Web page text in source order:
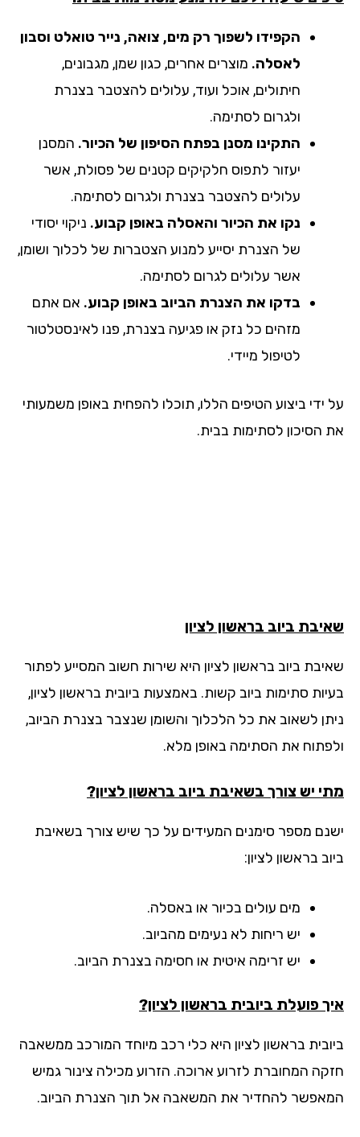
הקפידו לשפוך רק מים, צואה, נייר טואלט וסבון
לאסלה.מוצרים אחרים, כגון שמן, מגבונים,
חיתולים, אוכל ועוד, עלולים להצטבר בצנרת
ולגרום לסתימה.
התקינו מסנן בפתח הסיפון של הכיור.המסנן
יעזור לתפוס חלקיקים קטנים של פסולת, אשר
עלולים להצטבר בצנרת ולגרום לסתימה.
נקו את הכיור והאסלה באופן קבוע.ניקוי יסודי
של הצנרת יסייע למנוע הצטברות של לכלוך ושומן,
אשר עלולים לגרום לסתימה.
בדקו את הצנרת הביוב באופן קבוע.אם אתם
מזהים כל נזק או פגיעה בצנרת, פנו לאינסטלטור
לטיפול מיידי.
ידי ביצוע הטיפים הללו, תוכלו להפחית באופן משמעותי
הסיכון לסתימות בבית.
ביובבראשון לציון
ביוב בראשון לציון היא שירות חשוב המסייע לפתור
סתימות ביוב קשות. באמצעות ביובית בראשון לציון,
לשאוב את כל הלכלוך והשומן שנצבר בצנרת הביוב,
את הסתימה באופן מלא.
יש צורך בשאיבת ביוב בראשון לציון?
מספר סימנים המעידים על כך שיש צורך בשאיבת
בראשון לציון:
מים עולים בכיור או באסלה.
יש ריחות לא נעימים מהביוב.
יש זרימה איטית או חסימה בצנרת הביוב.
פועלת ביובית בראשון לציון?
בראשון לציון היא כלי רכב מיוחד המורכב ממשאבה
המחוברת לזרוע ארוכה. הזרוע מכילה צינור גמיש
להחדיר את המשאבה אל תוך הצנרת הביוב.